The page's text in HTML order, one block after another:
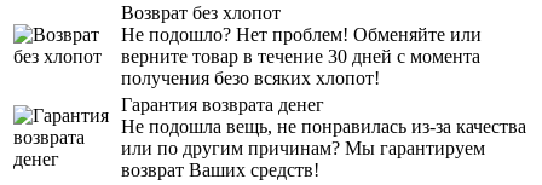
Возврат без хлопот
Не подошло? Нет проблем! Обменяйте или
верните товар в течение 30 дней с момента
получения безо всяких хлопот!
Гарантия возврата денег
Не подошла вещь, не понравилась из-за качества
или по другим причинам? Мы гарантируем
возврат Ваших средств!